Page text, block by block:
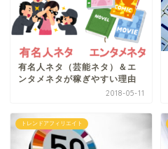
有名人ネタ（芸能ネタ）＆エ
ンタメネタが稼ぎやすい理由
2018-05-11
トレンドアフィリエイト